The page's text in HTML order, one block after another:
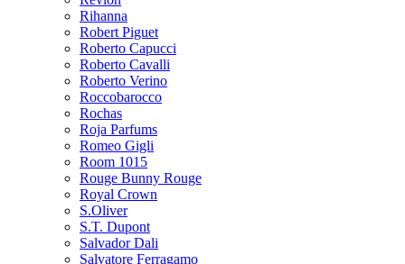
Rihanna
Robert Piguet
Roberto Capucci
Roberto Cavalli
Roberto Verino
Roccobarocco
Rochas
Roja Parfums
Romeo Gigli
Room 1015
Rouge Bunny Rouge
Royal Crown
S.Oliver
S.T. Dupont
Salvador Dali
Salvatore Ferragamo